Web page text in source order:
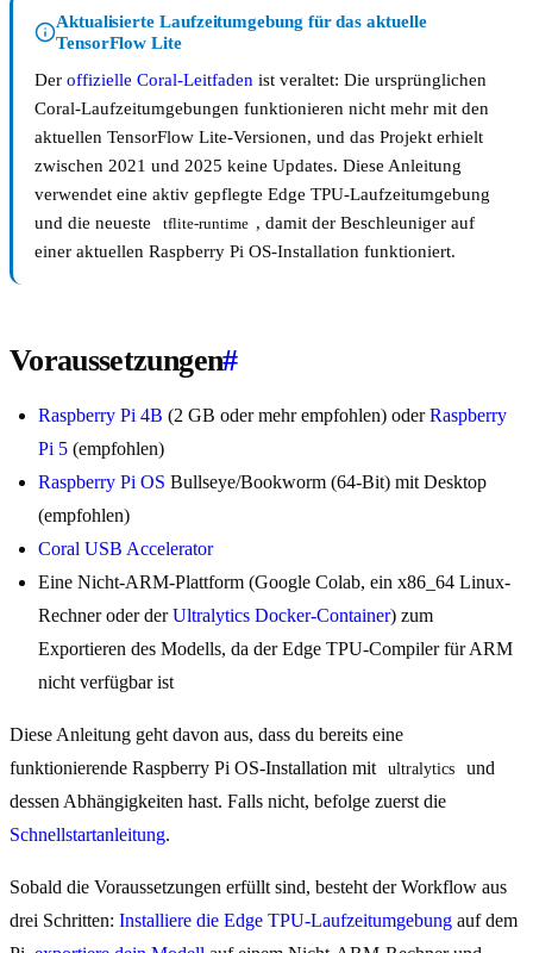
Aktualisierte Laufzeitumgebung für das aktuelle
TensorFlow Lite
Der offizielle Coral-Leitfaden ist veraltet: Die ursprünglichen
Coral-Laufzeitumgebungen funktionieren nicht mehr mit den
aktuellen TensorFlow Lite-Versionen, und das Projekt erhielt
zwischen 2021 und 2025 keine Updates. Diese Anleitung
verwendet eine aktiv gepflegte Edge TPU-Laufzeitumgebung
und die neueste
tflite-runtime , damit der Beschleuniger auf
einer aktuellen Raspberry Pi OS-Installation funktioniert.
Voraussetzungen#
Raspberry Pi 4B (2 GB oder mehr empfohlen) oderRaspberry
Pi 5 (empfohlen)
Raspberry Pi OS Bullseye/Bookworm (64-Bit) mit Desktop
(empfohlen)
Coral USB Accelerator
Eine Nicht-ARM-Plattform (Google Colab, ein x86_64 Linux-
Rechner oder derUltralytics Docker-Container) zum
Exportieren des Modells, da der Edge TPU-Compiler für ARM
nicht verfügbar ist
Diese Anleitung geht davon aus, dass du bereits eine
funktionierende Raspberry Pi OS-Installation mit
ultralytics
und
dessen Abhängigkeiten hast. Falls nicht, befolge zuerst die
Schnellstartanleitung.
Sobald die Voraussetzungen erfüllt sind, besteht der Workflow aus
drei Schritten: Installiere die Edge TPU-Laufzeitumgebung auf dem